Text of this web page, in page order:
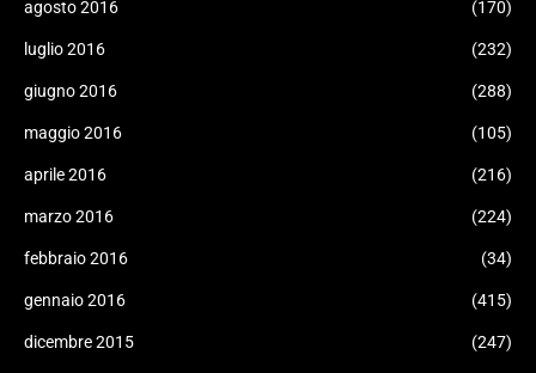
agosto 2016 (170)
luglio 2016 (232)
giugno 2016 (288)
maggio 2016 (105)
aprile 2016 (216)
marzo 2016 (224)
febbraio 2016 (34)
gennaio 2016 (415)
dicembre 2015 (247)